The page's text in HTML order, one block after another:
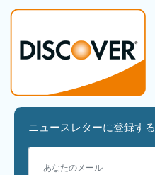
ニュースレターに登録する